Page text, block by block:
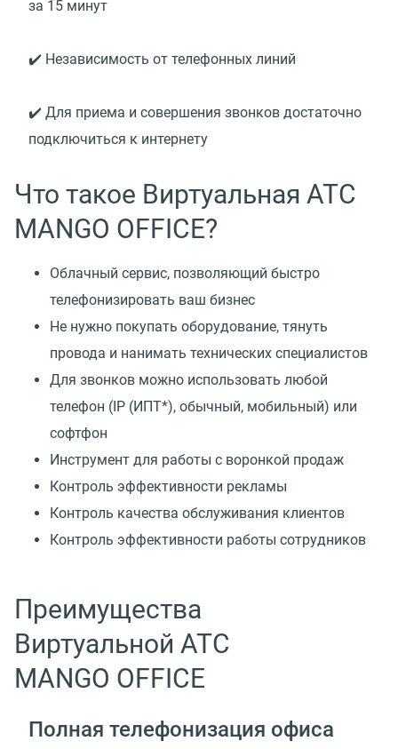
за 15 минут
✔️ Независимость от телефонных линий
✔️ Для приема и совершения звонков достаточно
подключиться к интернету
Что такое Виртуальная АТС
MANGO OFFICE?
Облачный сервис, позволяющий быстро
телефонизировать ваш бизнес
Не нужно покупать оборудование, тянуть
провода и нанимать технических специалистов
Для звонков можно использовать любой
телефон ( IP (ИПТ*), обычный, мобильный) или
софтфон
Инструмент для работы с воронкой продаж
Контроль эффективности рекламы
Контроль качества обслуживания клиентов
Контроль эффективности работы сотрудников
Преимущества
Виртуальной АТС
MANGO OFFICE
Полная телефонизация офиса